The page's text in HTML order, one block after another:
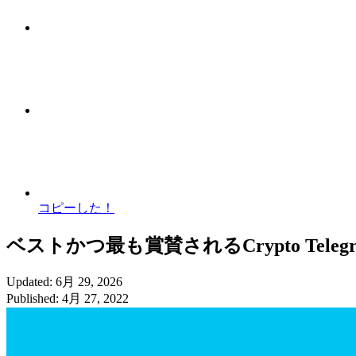
コピーした！
ベストかつ最も賞賛されるCrypto
Updated: 6月 29, 2026
Published: 4月 27, 2022